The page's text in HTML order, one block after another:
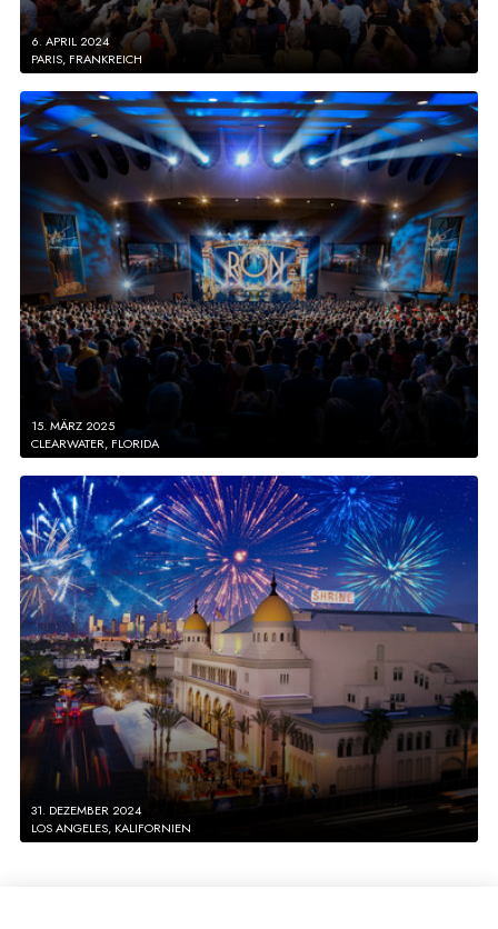
6. APRIL 2024
PARIS, FRANKREICH
15. MÄRZ 2025
CLEARWATER, FLORIDA
31. DEZEMBER 2024
LOS ANGELES, KALIFORNIEN